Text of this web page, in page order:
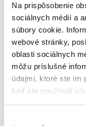
Na prispôsobenie
sociálnych médií a
súbory cookie.
webové stránky,
oblasti sociálnych
môžu príslušné
údajmi, ktoré ste im
keď ste používali ich
Nemusíte sa báť
Vaše dieťa bude
poskytuje vášmu
Na kreslenie na
fixky ani farby.
pripevnenú k
Podložka po
šablónam, ktoré
kresliť rôzne